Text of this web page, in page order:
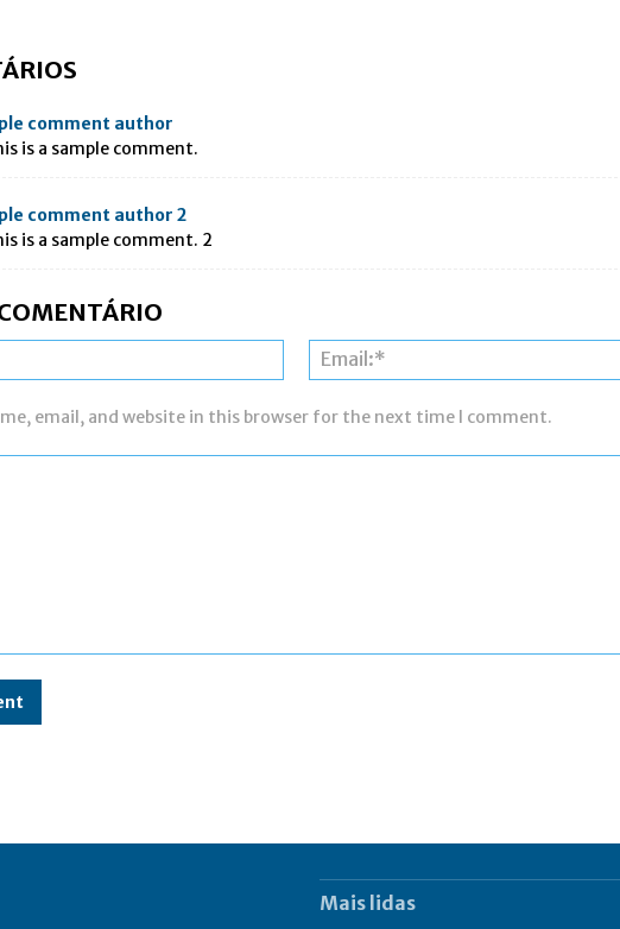
comment author
is a sample comment.
comment author 2
is a sample comment. 2
email, and website in this browser for the next time I comment.
Mais lidas